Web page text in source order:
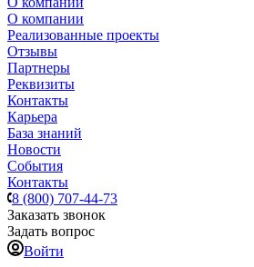
О компании
Реализованные проекты
Отзывы
Партнеры
Реквизиты
Контакты
Карьера
База знаний
Новости
События
Контакты
8 (800) 707-44-73
Заказать звонок
Задать вопрос
Войти